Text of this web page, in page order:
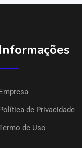
Informações
de Privacidade
de Uso